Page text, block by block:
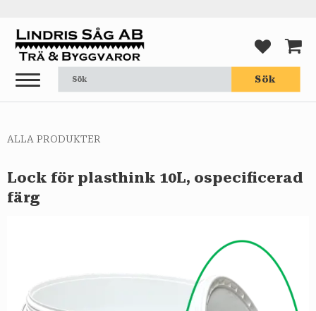
Meny
Sök
ALLA PRODUKTER
Lock för plasthink 10L, ospecificerad
färg